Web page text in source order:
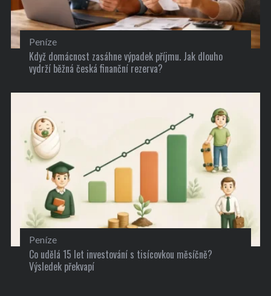
Peníze
Když domácnost zasáhne výpadek příjmu. Jak dlouho
vydrží běžná česká finanční rezerva?
Peníze
Co udělá 15 let investování s tisícovkou měsíčně?
Výsledek překvapí